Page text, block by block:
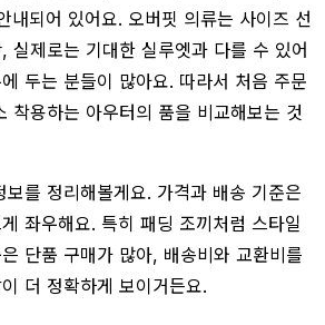
내되어 있어요. 오버핏 의류는 사이즈 선
실제로는 기대한 실루엣과 다를 수 있어
두는 분들이 많아요. 따라서 처음 주문
착용하는 아우터의 품을 비교해보는 것
를 정리해볼게요. 가격과 배송 기준은
좌우해요. 특히 패딩 조끼처럼 스타일
단품 구매가 많아, 배송비와 교환비를
더 정확하게 보이거든요.